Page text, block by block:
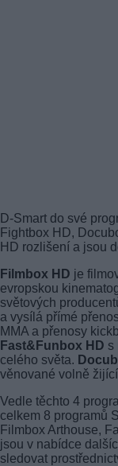
D-Smart do své
Fightbox HD,
HD rozlišení a jsou
Filmbox HD je
evropskou
světových
a vysílá přímé
MMA a přenosy
Fast&Funbox HD s
celého světa.
věnované volně
Vedle těchto 4
celkem 8 programů
Filmbox Arthouse,
jsou v nabídce
sledovat